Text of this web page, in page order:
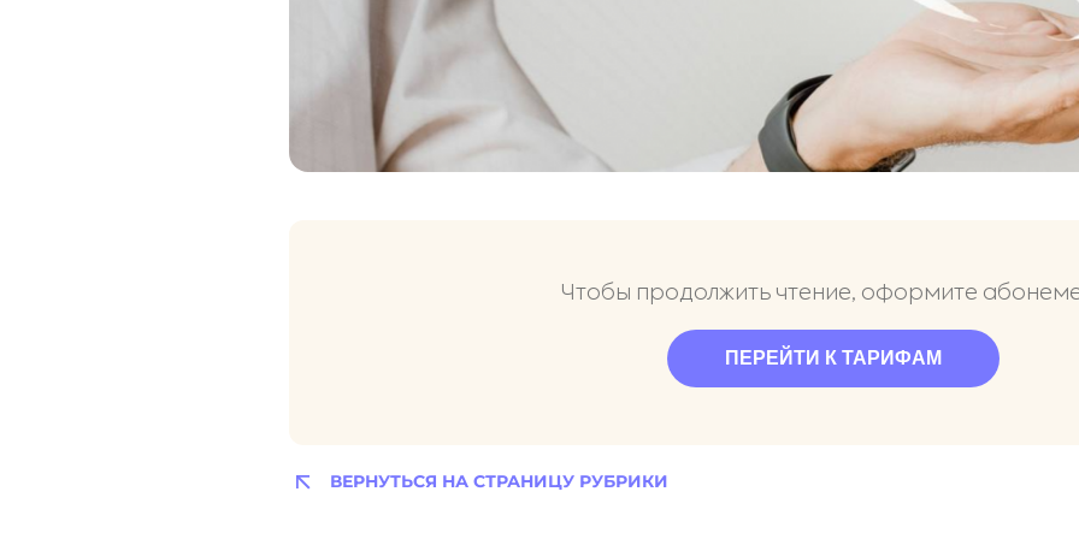
Чтобы продолжить чтение, оформите
ПЕРЕЙТИ К ТАРИФАМ
ВЕРНУТЬСЯ НА СТРАНИЦУ РУБРИКИ